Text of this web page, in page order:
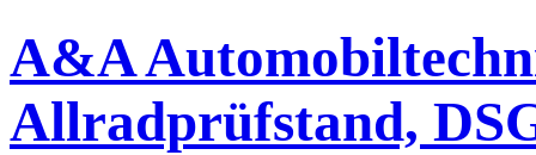
A&A
Allradprüfstand,